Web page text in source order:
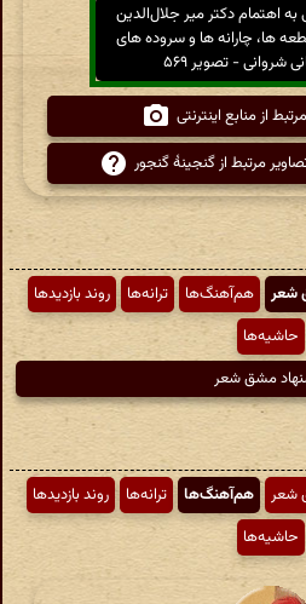
به اهتمام دکتر میر جلال‌الدین
قطعه ها، چارانه ها و سروده های
شروانی - تصویر ۵۶۹
از منابع اینترنتی
مرتبط از گنجینهٔ گنجور
شعر هم‌آهنگ‌ها ترانه‌ها
روند بازدیدها
حاشیه‌ها
مشق شعر
شعر هم‌آهنگ‌ها ترانه‌ها
روند بازدیدها
حاشیه‌ها